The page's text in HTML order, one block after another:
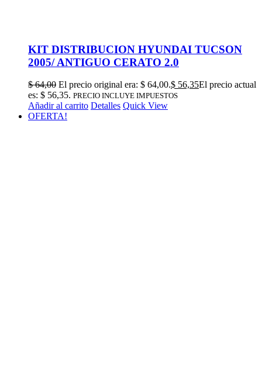
KIT DISTRIBUCION HYUNDAI TUCSON
2005/ ANTIGUO CERATO 2.0
$64,00 El precio original era: $ 64,00.$ 56,35El precio actual
es: $ 56,35. PRECIO INCLUYE IMPUESTOS
Añadir al carrito Detalles Quick View
OFERTA!